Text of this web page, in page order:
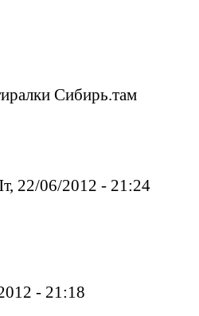
Сибирь.там
22/06/2012 - 21:24
- 21:18